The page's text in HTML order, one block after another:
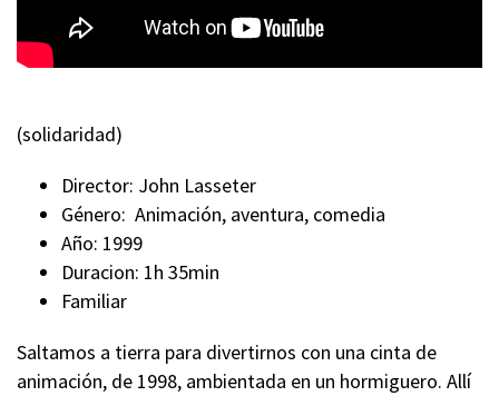
(solidaridad)
Director: John Lasseter
Género: Animación, aventura, comedia
Año: 1999
Duracion: 1h 35min
Familiar
Saltamos a tierra para divertirnos con una cinta de
animación, de 1998, ambientada en un hormiguero. Allí